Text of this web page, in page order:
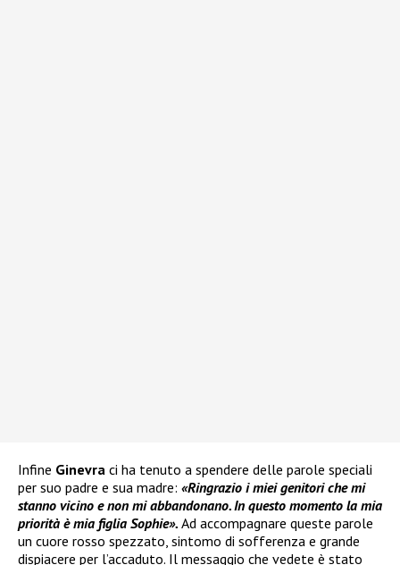
Infine Ginevra ci ha tenuto a spendere delle parole speciali
per suo padre e sua madre: «Ringrazio i miei genitori che mi
stanno vicino e non mi abbandonano. In questo momento la mia
priorità è mia figlia Sophie». Ad accompagnare queste parole
un cuore rosso spezzato, sintomo di sofferenza e grande
dispiacere per l’accaduto. Il messaggio che vedete è stato